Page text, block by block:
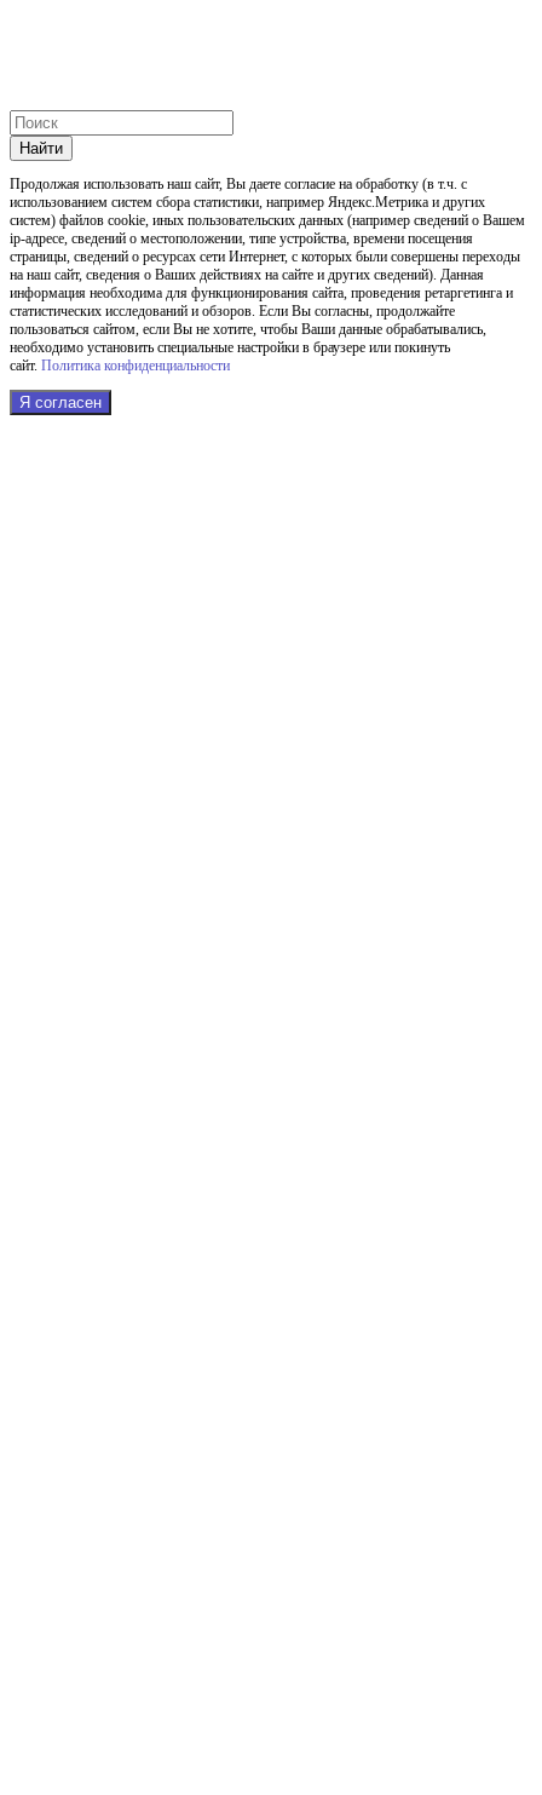
Найти
Продолжая использовать наш cайт, Вы даете согласие на обработку (в т.ч. с
использованием систем сбора статистики, например Яндекс.Метрика и других
систем) файлов cookie, иных пользовательских данных (например сведений о Вашем
ip-адресе, сведений о местоположении, типе устройства, времени посещения
страницы, сведений о ресурсах сети Интернет, с которых были совершены переходы
на наш сайт, сведения о Ваших действиях на сайте и других сведений). Данная
информация необходима для функционирования сайта, проведения ретаргетинга и
статистических исследований и обзоров. Если Вы согласны, продолжайте
пользоваться сайтом, если Вы не хотите, чтобы Ваши данные обрабатывались,
необходимо установить специальные настройки в браузере или покинуть
сайт. Политика конфиденциальности
Я согласен